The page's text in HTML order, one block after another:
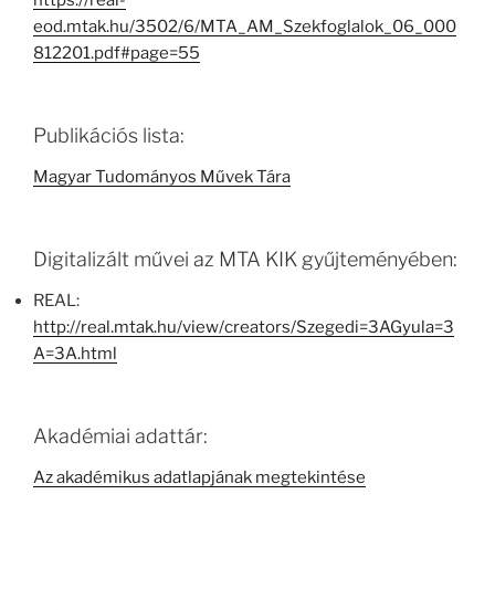
eod.mtak.hu/3502/6/MTA_AM_Szekfoglalok_06_000
812201.pdf#page=55
Publikációs lista:
Magyar Tudományos Művek Tára
Digitalizált művei az MTA KIK gyűjteményében:
REAL:
http://real.mtak.hu/view/creators/Szegedi=3AGyula=3
A=3A.html
Akadémiai adattár:
Az akadémikus adatlapjának megtekintése